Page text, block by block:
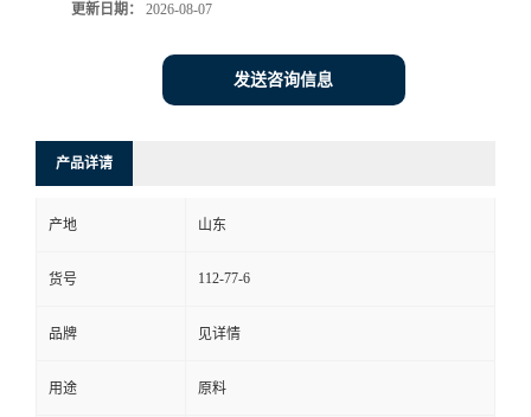
更新日期： 2026-08-07
发送咨询信息
产品详请
产地 山东
货号 112-77-6
品牌 见详情
用途 原料